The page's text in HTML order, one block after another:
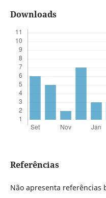
Downloads
Referências
Não apresenta referências